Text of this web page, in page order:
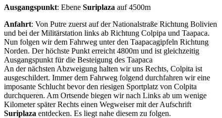
Ausgangspunkt: Ebene Suriplaza auf 4500m
Anfahrt: Von Putre zuerst auf der Nationalstraße Richtung Bolivien
und bei der Militärstation links ab Richtung Colpipa und Taapaca.
Nun folgen wir dem Fahrweg unter den Taapacagipfeln Richtung
Norden. Der höchste Punkt erreicht 4800m und ist gleichzeitig
Ausgangspunkt für die Besteigung des Taapaca
An der nächsten Abzweigung halten wir uns Rechts, Colpita ist
ausgeschildert. Immer dem Fahrweg folgend durchfahren wir eine
imposante Schlucht bevor den riesigen Sportplatz von Colpita
durchqueren. Am Ortsende biegen wir nach Links ab um wenige
Kilometer später Rechts einen Wegweiser mit der Aufschrift
Suriplaza entdecken. Es liegt nahe diesem zu folgen.